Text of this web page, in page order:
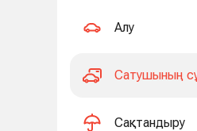
Алу
Сатушының
Сақтандыру